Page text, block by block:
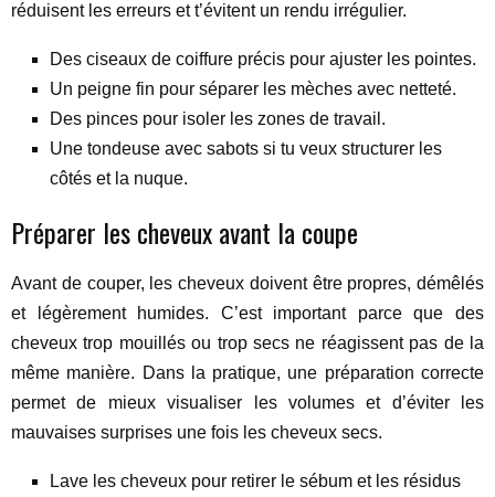
réduisent les erreurs et t’évitent un rendu irrégulier.
Des ciseaux de coiffure précis pour ajuster les pointes.
Un peigne fin pour séparer les mèches avec netteté.
Des pinces pour isoler les zones de travail.
Une tondeuse avec sabots si tu veux structurer les
côtés et la nuque.
Préparer les cheveux avant la coupe
Avant de couper, les cheveux doivent être propres, démêlés
et légèrement humides. C’est important parce que des
cheveux trop mouillés ou trop secs ne réagissent pas de la
même manière. Dans la pratique, une préparation correcte
permet de mieux visualiser les volumes et d’éviter les
mauvaises surprises une fois les cheveux secs.
Lave les cheveux pour retirer le sébum et les résidus